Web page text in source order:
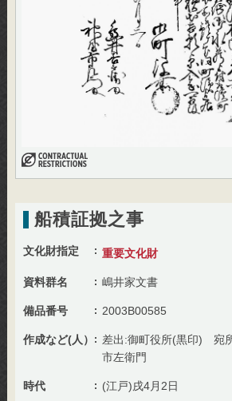
船積証拠之事
文化財指定 重要文化財
資料群名 嶋井家文書
備品番号 2003B00585
作成など(人）
差出:御町役所(黒印) 宛
市左衛門
時代 (江戸)戌4月2日